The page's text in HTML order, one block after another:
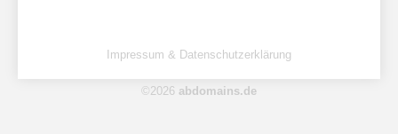
Impressum & Datenschutzerklärung
©2026 abdomains.de